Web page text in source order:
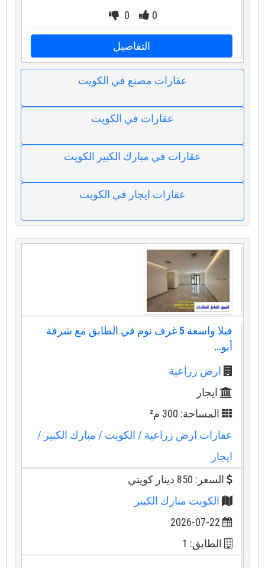
0
0
التفاصيل
عقارات مصنع في الكويت
عقارات في الكويت
عقارات في مبارك الكبير الكويت
عقارات ايجار في الكويت
فيلا واسعة 5 غرف نوم في الطابق مع شرفة
أبو...
ارض زراعية
ايجار
المساحة: 300 م²
عقارات ارض زراعية/ الكويت/ مبارك الكبير /
ايجار
السعر: 850 دينار كويتي
الكويت مبارك الكبير
2026-07-22
الطابق: 1